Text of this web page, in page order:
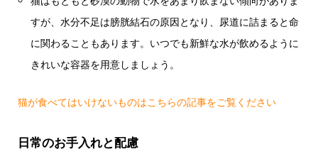
すが、水分不足は膀胱結石の原因となり、尿道に詰まると命
に関わることもあります。いつでも新鮮な水が飲めるように
きれいな容器を用意しましょう。
猫が食べてはいけないものはこちらの記事をご覧ください
日常のお手入れと配慮